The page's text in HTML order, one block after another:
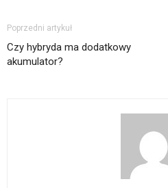
Poprzedni artykuł
Czy hybryda ma dodatkowy
akumulator?